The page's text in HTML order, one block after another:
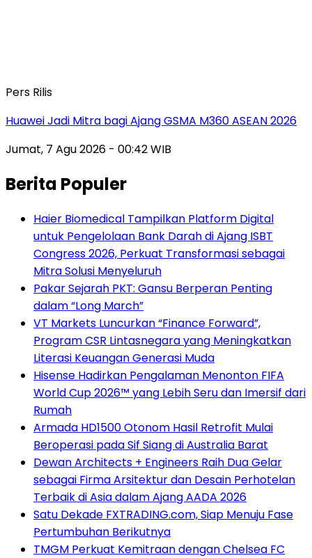
Pers Rilis
Huawei Jadi Mitra bagi Ajang GSMA M360 ASEAN 2026
Jumat, 7 Agu 2026 - 00:42 WIB
Berita Populer
Haier Biomedical Tampilkan Platform Digital
untuk Pengelolaan Bank Darah di Ajang ISBT
Congress 2026, Perkuat Transformasi sebagai
Mitra Solusi Menyeluruh
Pakar Sejarah PKT: Gansu Berperan Penting
dalam “Long March”
VT Markets Luncurkan “Finance Forward”,
Program CSR Lintasnegara yang Meningkatkan
Literasi Keuangan Generasi Muda
Hisense Hadirkan Pengalaman Menonton FIFA
World Cup 2026™ yang Lebih Seru dan Imersif dari
Rumah
Armada HD1500 Otonom Hasil Retrofit Mulai
Beroperasi pada Sif Siang di Australia Barat
Dewan Architects + Engineers Raih Dua Gelar
sebagai Firma Arsitektur dan Desain Perhotelan
Terbaik di Asia dalam Ajang AADA 2026
Satu Dekade FXTRADING.com, Siap Menuju Fase
Pertumbuhan Berikutnya
TMGM Perkuat Kemitraan dengan Chelsea FC